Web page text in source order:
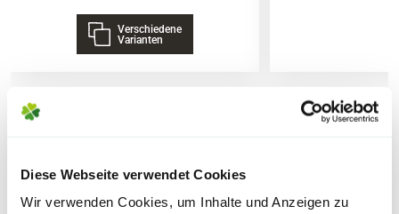
Diese Webseite verwendet Cookies
Wir verwenden Cookies, um Inhalte und Anzeigen zu
4,0 % N Gesamtstickstoff
6,0% K2O Gesamtkaliumoxid
Pflanzliche Stoffe aus der Lebens-, Genuss-
Lieferhinweise
KÖNNEN ENTSTEHEN
Verschiedene
Varianten